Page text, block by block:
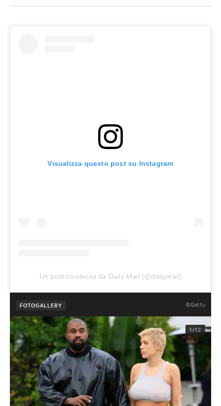
Visualizza questo post su Instagram
Un post condiviso da Daily Mail (@dailymail)
FOTOGALLERY ©Getty
1/12